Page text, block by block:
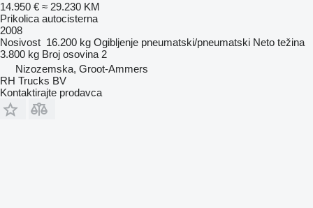
14.950 € ≈ 29.230 KM
Prikolica autocisterna
2008
Nosivost 16.200 kg Ogibljenje pneumatski/pneumatski Neto težina
3.800 kg Broj osovina 2
Nizozemska, Groot-Ammers
RH Trucks BV
Kontaktirajte prodavca